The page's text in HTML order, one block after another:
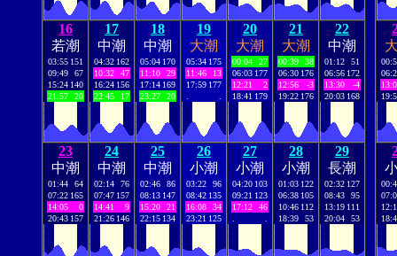
16
若潮
03:55 151
09:49
67
15:24 140
21:57
20
17
中潮
04:32 162
10:32
47
16:24 156
22:45
17
18
中潮
05:04 170
11:10
29
17:14 169
23:27
20
19
大潮
05:34 175
11:46
13
17:59 177
20
大潮
00:04
27
06:03 177
12:21
2
18:41 179
21
大潮
00:39
38
06:30 176
12:56
-3
19:22 176
22
中潮
01:12
51
06:56 172
13:30
-4
20:03 168
23
中潮
01:44
64
07:22 165
14:05
0
20:43 157
24
中潮
02:14
76
07:47 157
14:41
9
21:26 146
25
中潮
02:46
86
08:13 147
15:20
21
22:15 134
26
小潮
03:22
96
08:42 135
16:08
34
23:21 125
27
小潮
04:20 103
09:21 123
17:12
46
28
小潮
01:03 122
06:38 105
10:46 112
18:39
53
29
長潮
02:32 127
08:43
95
13:19 111
20:04
53